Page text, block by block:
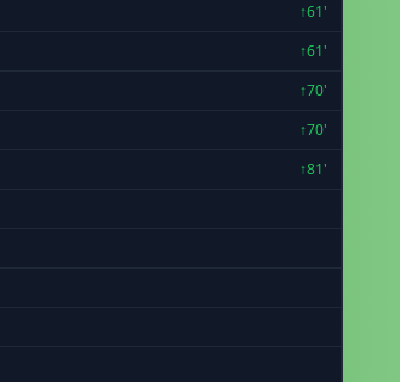
↑61'
↑61'
↑70'
↑70'
↑81'